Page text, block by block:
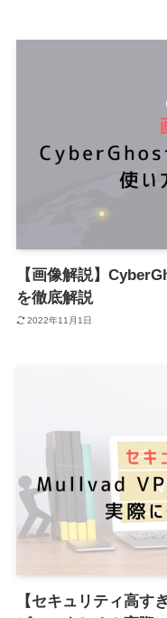
【画像解説】
を徹底解説
2022年11月1日
【セキュリティ高す